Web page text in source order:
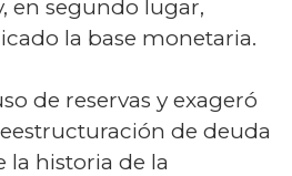
en segundo lugar,
la base monetaria.
de reservas y exageró
de deuda
la historia de la